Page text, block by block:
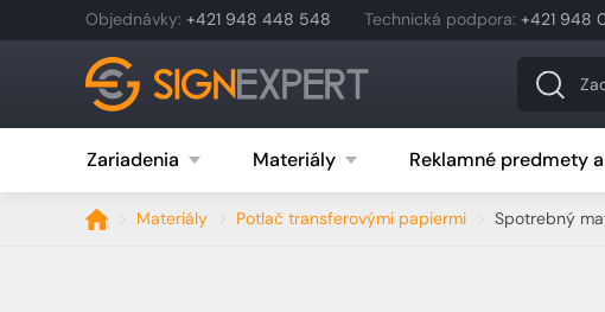
Objednávky: +421 948 448 548 Technická podpora: +421 948
Zariadenia Materiály Reklamné predmety
Materiály Potlač transferovými papiermi Spotrebný